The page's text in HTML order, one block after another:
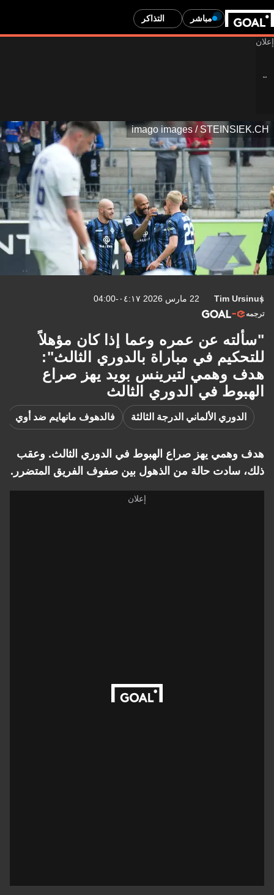
مباشر التذاكر
imago images / STEINSIEK.CH
Tim Ursinus 22 مارس 2026 ٠٤:١٧-04:00
ترجمه
"سألته عن عمره وعما إذا كان مؤهلاً
للتحكيم في مباراة بالدوري الثالث":
هدف وهمي لتيرينس بويد يهز صراع
الهبوط في الدوري الثالث
الدوري الألماني الدرجة الثالثة فالدهوف مانهايم ضد أوي
هدف وهمي يهز صراع الهبوط في الدوري الثالث. وعقب
ذلك، سادت حالة من الذهول بين صفوف الفريق المتضرر.